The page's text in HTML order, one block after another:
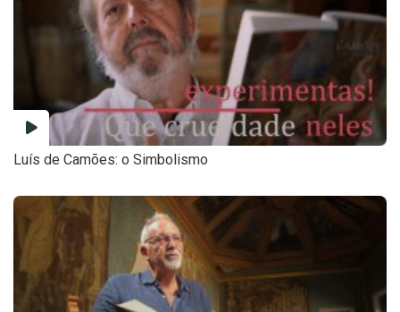
Luís de Camões: o Simbolismo